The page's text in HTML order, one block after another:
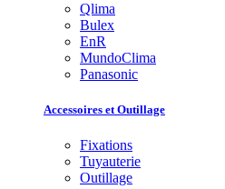
Qlima
Bulex
EnR
MundoClima
Panasonic
Accessoires et Outillage
Fixations
Tuyauterie
Outillage